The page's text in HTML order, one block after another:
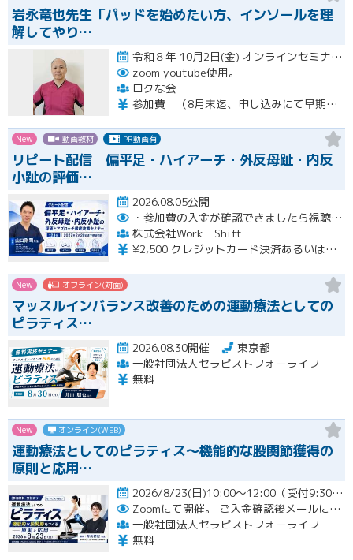
岩永竜也先生「パッドを始めたい方、インソールを理
解してやり…
令和８年 10月2日(金) オンラインセミナー 20:00〜22:00 10月18日(日) 実技セミナー（…開催
zoom youtube使用。
ロクな会
参加費 （8月末迄、申し込みにて早期申し込み割引） オンライン➕実技セミナー（対面式） 15500円 （8月末迄申し込みにて14500円） オンライン➕実技セミナーアーカイブ視聴 11000円 （8月末迄申し込みにて10000円） ※オンラインセミナーは後日、アーカイブ視聴可能です。 ※実技セミナー（対面式）参加者も後日、実技セミナーアーカイブ視聴可能です。
New 動画教材 PR動画有
リピート配信 偏平足・ハイアーチ・外反母趾・内反
小趾の評価…
2026.08.05公開
・参加費の入金が確認できましたら視聴用URLとパスワードおよび資料をお申込みいただきましたメールアドレスに送付します。
株式会社Work Shift
¥2,500 クレジットカード決済あるいは銀行振込となります。
New オフライン(対面)
マッスルインバランス改善のための運動療法としての
ピラティス…
2026.08.30開催
東京都
一般社団法人セラピストフォーライフ
無料
New オンライン(WEB)
運動療法としてのピラティス〜機能的な股関節獲得の
原則と応用…
2026/8/23(日)10:00～12:00（受付9:30～）開催
Zoomにて開催。
ご入金確認後メールにてURLをお知らせいたします。
一般社団法人セラピストフォーライフ
無料